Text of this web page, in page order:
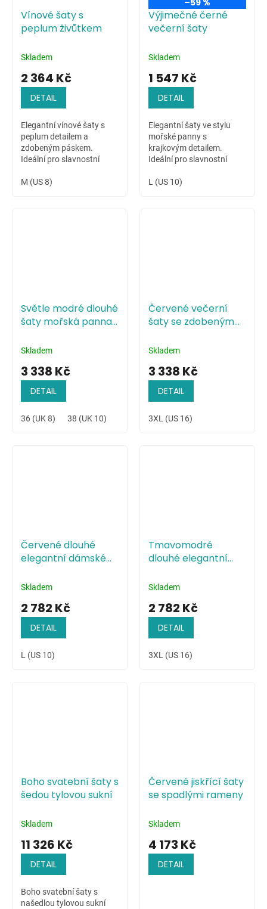
Vínové šaty s
peplum živůtkem
Skladem
2 364 Kč
DETAIL
Elegantní vínové šaty s
peplum detailem a
zdobeným páskem.
Ideální pro slavnostní
M (US 8)
Výjimečné černé
večerní šaty
Skladem
1 547 Kč
DETAIL
Elegantní šaty ve stylu
mořské panny s
krajkovým detailem.
Ideální pro slavnostní
L (US 10)
Světle modré dlouhé
šaty mořská panna
Skladem
3 338 Kč
DETAIL
36 (UK 8) 38 (UK 10) 40 (UK 12) 42 (UK 14)
Červené večerní
šaty se zdobeným
Skladem
3 338 Kč
DETAIL
3XL (US 16)
Červené dlouhé
elegantní dámské
rameny
Skladem
2 782 Kč
DETAIL
L (US 10)
Tmavomodré
dlouhé elegantní
odhalenými rameny
Skladem
2 782 Kč
DETAIL
3XL (US 16)
Boho svatební šaty s
šedou tylovou sukní
Skladem
11 326 Kč
DETAIL
Boho svatební šaty s
našedlou tylovou sukní
Červené jiskřící šaty
se spadlými rameny
Skladem
4 173 Kč
DETAIL